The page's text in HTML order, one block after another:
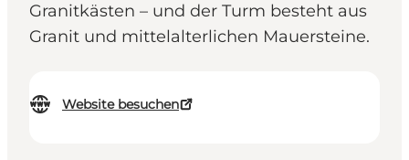
Granitkästen – und der Turm besteht aus
Granit und mittelalterlichen Mauersteine.
Website besuchen